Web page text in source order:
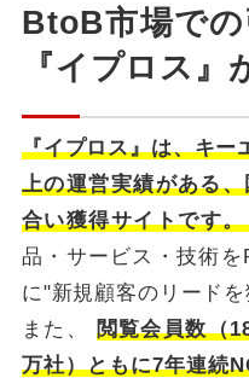
BtoB市場で
『イプロス
『イプロス』は、キー
上の運営実績がある
合い獲得サイトです
品・サービス・技術
に"新規顧客のリード
また、 閲覧会員数（
万社）ともに7年連続